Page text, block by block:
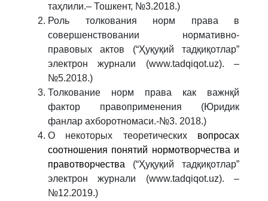
таҳлили.– Тошкент, №3.2018.)
Роль толкования норм права в
совершенствовании нормативно-
правовых актов (“Ҳуқуқий тадқиқотлар”
электрон журнали (www.tadqiqot.uz). –
№5.2018.)
Толкование норм права как важнқй
фактор правоприменения (Юридик
фанлар ахборотномаси.-№3. 2018.)
О некоторых теоретических вопросах
соотношения понятий нормотворчества и
правотворчества (“Ҳуқуқий тадқиқотлар”
электрон журнали (www.tadqiqot.uz). –
№12.2019.)